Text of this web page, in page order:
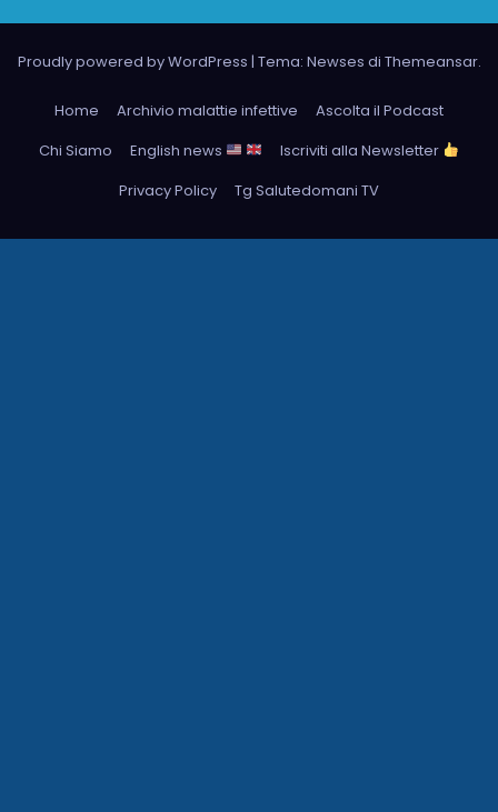
Proudly powered by WordPress | Tema: Newses di Themeansar.
Home Archivio malattie infettive
Ascolta il Podcast
Chi Siamo
English news
Iscriviti alla Newsletter
Privacy Policy
Tg Salutedomani TV